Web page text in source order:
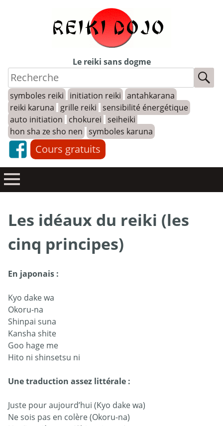
Le reiki sans dogme
symboles reiki initiation reiki antahkarana
reiki karuna
grille reiki sensibilité énergétique
auto initiation
chokurei seiheiki
hon sha ze sho nen symboles karuna
Cours gratuits
Les idéaux du reiki (les
cinq principes)
En japonais :
Kyo dake wa
Okoru-na
Shinpai suna
Kansha shite
Goo hage me
Hito ni shinsetsu ni
Une traduction assez littérale :
Juste pour aujourd’hui (Kyo dake wa)
Ne sois pas en colère (Okoru-na)